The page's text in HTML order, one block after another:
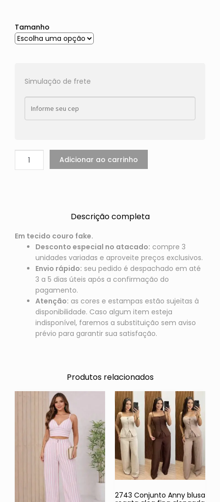
Tamanho
Simulação de frete
Adicionar ao carrinho
Descrição completa
Em tecido couro fake.
Desconto especial no atacado: compre 3
unidades variadas e aproveite preços exclusivos.
Envio rápido: seu pedido é despachado em até
3 a 5 dias úteis após a confirmação do
pagamento.
Atenção: as cores e estampas estão sujeitas à
disponibilidade. Caso algum item esteja
indisponível, faremos a substituição sem aviso
prévio para garantir sua satisfação.
Produtos relacionados
2743 Conjunto Anny blusa